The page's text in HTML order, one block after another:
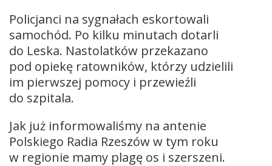
Policjanci na sygnałach eskortowali
samochód. Po kilku minutach dotarli
do Leska. Nastolatków przekazano
pod opiekę ratowników, którzy udzielili
im pierwszej pomocy i przewieźli
do szpitala.
Jak już informowaliśmy na antenie
Polskiego Radia Rzeszów w tym roku
w regionie mamy plagę os i szerszeni.